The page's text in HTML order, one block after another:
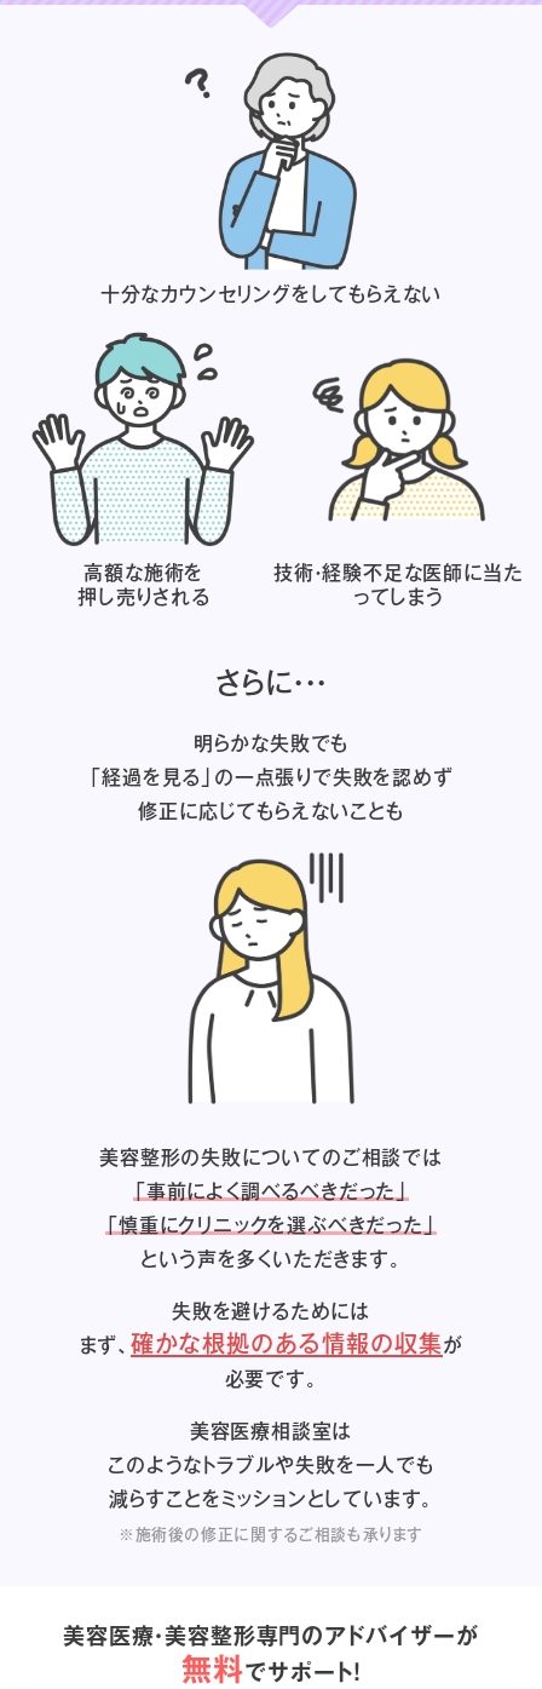
十分なカウンセリングをしてもらえない
高額な施術を
押し売りされる
技術・経験不足な医師に当た
ってしまう
さらに・・・
明らかな失敗でも
「経過を見る」の一点張りで失敗を認めず
修正に応じてもらえないことも
美容整形の失敗についてのご相談では
「事前によく調べるべきだった」
「慎重にクリニックを選ぶべきだった」
という声を多くいただきます。
失敗を避けるためには
まず、確かな根拠のある情報の収集が
必要です。
美容医療相談室は
このようなトラブルや失敗を一人でも
減らすことをミッションとしています。
※施術後の修正に関するご相談も承ります
美容医療・美容整形専門のアドバイザーが
無料でサポート！